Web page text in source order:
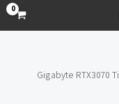
/ כרטיס מסך Gigabyte RTX3070 Ti